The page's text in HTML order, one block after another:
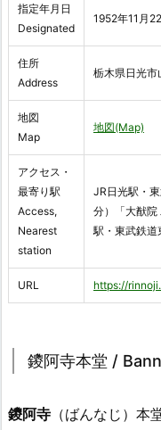
指定年月日
Designated
1952年11月
住所
Address
栃木県日光
地図
Map
地図(Map)
アクセス・
最寄り駅
Access,
Nearest
station
JR日光駅・
分）「大猷院
駅・東武鉄道
URL https://
鑁阿寺本堂 /
鑁阿寺 （ばんなじ）